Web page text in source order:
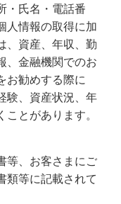
・氏名・電話番
人情報の取得に加
、資産、年収、勤
、金融機関でのお
お勧めする際に
験、資産状況、年
とがあります。
等、お客さまにご
類等に記載されて